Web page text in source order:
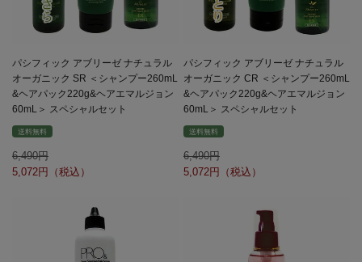
パシフィック アブリーゼ ナチュラル
オーガニック SR ＜シャンプー260mL
&ヘアパック220g&ヘアエマルジョン
60mL＞ スペシャルセット
送料無料
6,490
5,072
パシフィック アブリーゼ ナチュラル
オーガニック CR ＜シャンプー260mL
&ヘアパック220g&ヘアエマルジョン
60mL＞ スペシャルセット
送料無料
6,490
5,072